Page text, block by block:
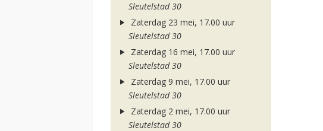
Sleutelstad 30
Zaterdag 23 mei, 17.00 uur
Sleutelstad 30
Zaterdag 16 mei, 17.00 uur
Sleutelstad 30
Zaterdag 9 mei, 17.00 uur
Sleutelstad 30
Zaterdag 2 mei, 17.00 uur
Sleutelstad 30